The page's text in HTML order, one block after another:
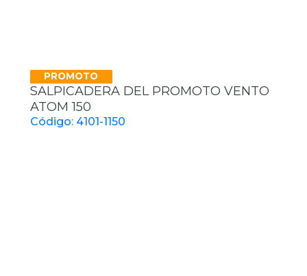
PROMOTO
SALPICADERA DEL PROMOTO VENTO
ATOM 150
Código: 4101-1150